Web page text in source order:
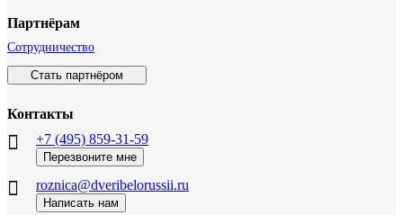
Партнёрам
Сотрудничество
Стать партнёром
Контакты
+7 (495) 859-31-59
Перезвоните мне
roznica@dveribelorussii.ru
Написать нам